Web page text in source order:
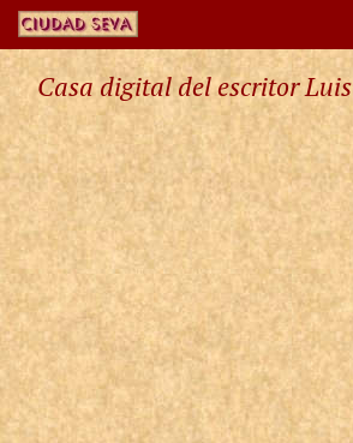
Casa digital del escritor